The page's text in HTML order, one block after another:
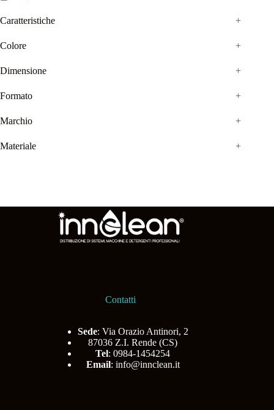
Caratteristiche +
Colore +
Dimensione +
Formato +
Marchio +
Materiale +
Contatti
Sede: Via Orazio Antinori, 2
87036 Z.I. Rende (CS)
Tel: 0984-1454254
Email: info@innclean.it